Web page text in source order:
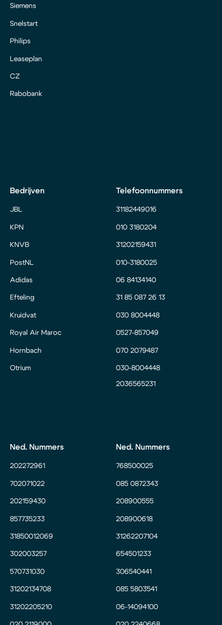
Siemens
Snelstart
Philips
Leaseplan
CZ
Rabobank
Bedrijven
JBL
KPN
KNVB
PostNL
Adidas
Efteling
Kruidvat
Royal Air Maroc
Hornbach
Otrium
Telefoonnummers
31182449016
010 3180204
31202159431
010-3180025
06 84134140
31 85 087 26 13
030 8004448
0527-857049
070 2079487
030-8004448
2036565231
Ned. Nummers
202272961
702071022
202159430
857735233
31850012069
302003257
570731030
31202134708
31202205210
Ned. Nummers
768500025
085 0872343
208900555
208900618
31262207104
654501233
306540441
085 5803541
06-14094100